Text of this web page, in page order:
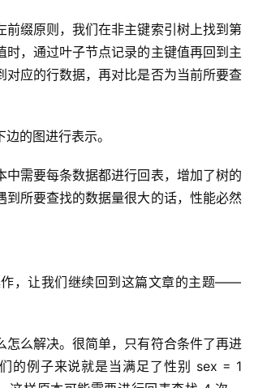
前缀原则，我们在非主键索引树上找到第
时，通过叶子节点记录的主键值再回到主
对应的行数据，再对比是否为当前所要查
的图进行表示。
中需要每条数据都进行回表，增加了树的
到所要查找的数据量很大的话，性能必然
怎么解决。很简单，只有符合条件了再进
的例子来说就是当满足了性别 sex = 1